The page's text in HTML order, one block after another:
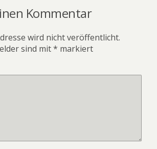
Kommentar
wird nicht veröffentlicht.
sind mit* markiert